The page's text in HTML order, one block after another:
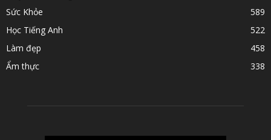
Sức Khỏe
589
Học Tiếng Anh
522
Làm đẹp
458
Ẩm thực
338